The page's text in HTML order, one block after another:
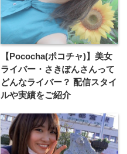
【Pococha(ポコチャ)】美女
ライバー・さきぽんさんって
どんなライバー？ 配信スタイ
ルや実績をご紹介